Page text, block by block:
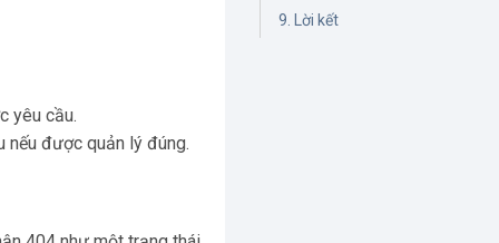
yêu cầu.
nếu được quản lý đúng.
9. Lời kết